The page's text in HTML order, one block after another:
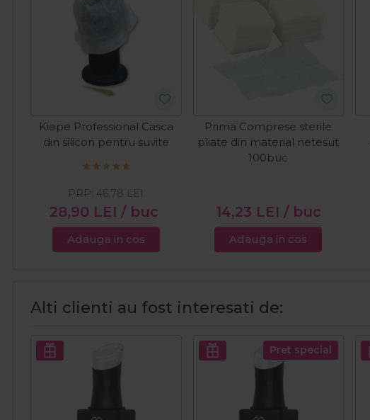
Kiepe Professional Casca
din silicon pentru suvite
28,90 LEI / buc
PRP: 46,78 LEI
Adauga in cos
Prima Comprese sterile
pliate din material netesut
100buc
14,23 LEI / buc
Adauga in cos
Alti clienti au fost interesati de:
Pret special